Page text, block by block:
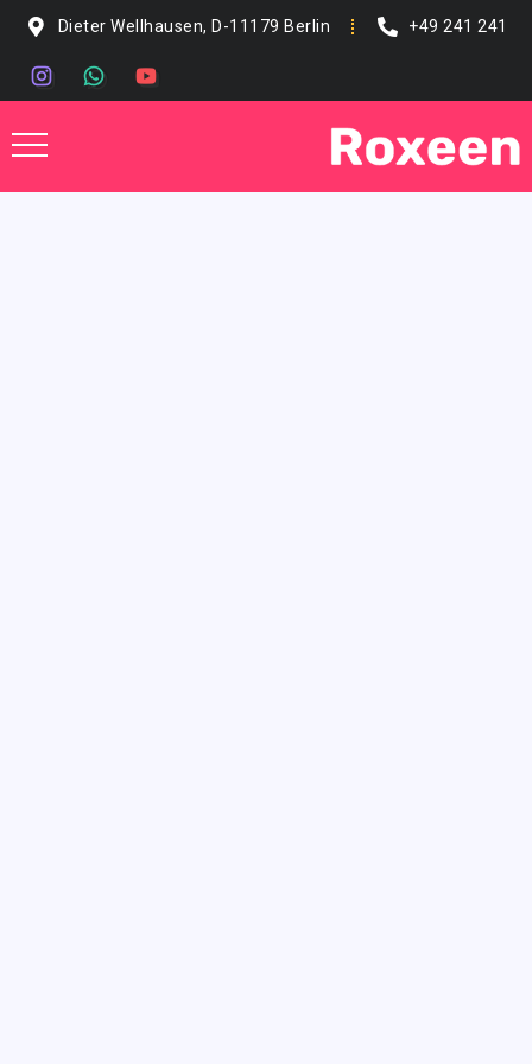
Dieter Wellhausen, D-11179 Berlin +49 241 241